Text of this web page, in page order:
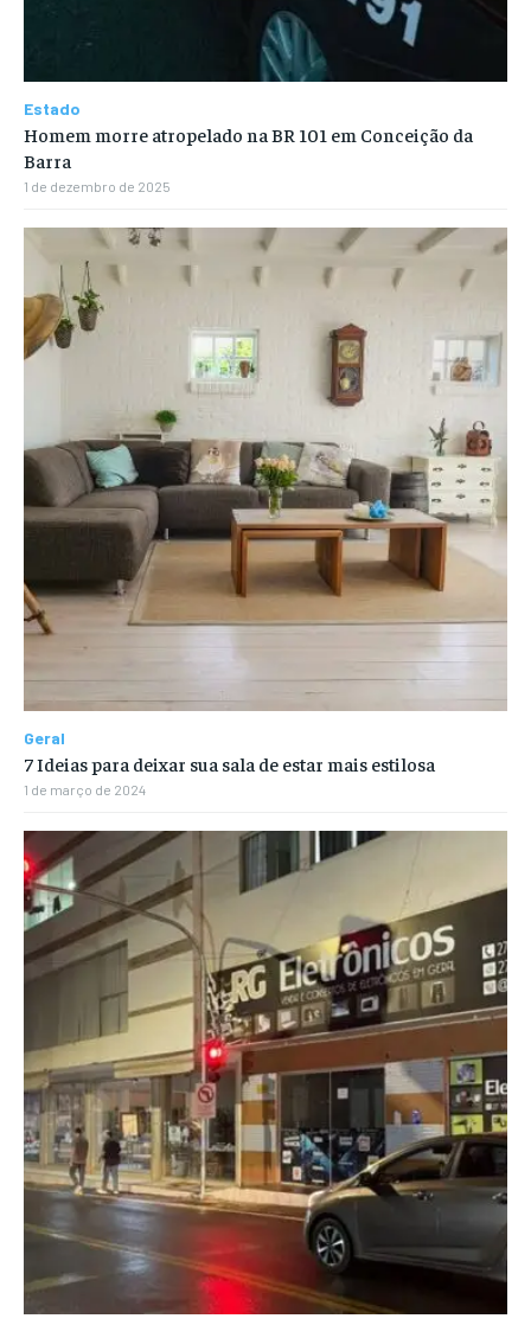
Estado
Homem morre atropelado na BR 101 em Conceição da
Barra
1 de dezembro de 2025
Geral
7 Ideias para deixar sua sala de estar mais estilosa
1 de março de 2024